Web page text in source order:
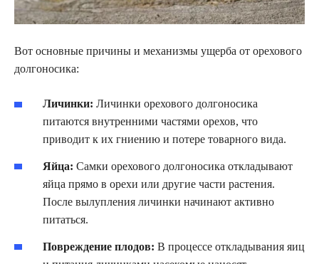
Вот основные причины и механизмы ущерба от орехового
долгоносика:
Личинки: Личинки орехового долгоносика
питаются внутренними частями орехов, что
приводит к их гниению и потере товарного вида.
Яйца: Самки орехового долгоносика откладывают
яйца прямо в орехи или другие части растения.
После вылупления личинки начинают активно
питаться.
Повреждение плодов: В процессе откладывания яиц